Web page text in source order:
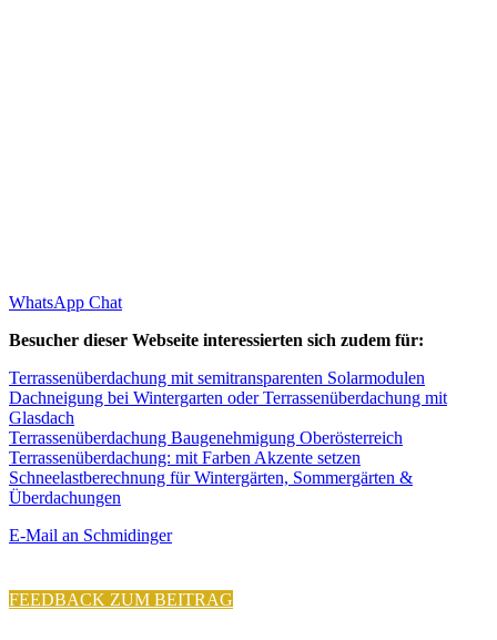
WhatsApp Chat
Besucher dieser Webseite interessierten sich zudem für:
Terrassenüberdachung mit semitransparenten Solarmodulen
Dachneigung bei Wintergarten oder Terrassenüberdachung mit
Glasdach
Terrassenüberdachung Baugenehmigung Oberösterreich
Terrassenüberdachung: mit Farben Akzente setzen
Schneelastberechnung für Wintergärten, Sommergärten &
Überdachungen
E-Mail an Schmidinger
FEEDBACK ZUM BEITRAG